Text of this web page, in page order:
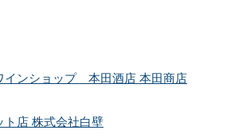
インショップ 本田酒店 本田商店
ト店 株式会社白壁